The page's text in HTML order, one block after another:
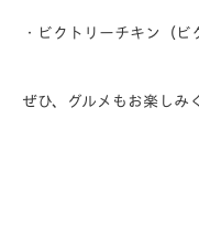
・ビクトリーチキン（ビ
ぜひ、グルメもお楽しみ